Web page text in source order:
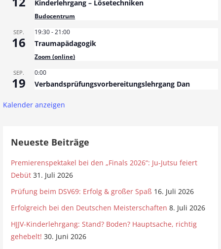
Kinderlehrgang – Lösetechniken
Budocentrum
SEP.
16
19:30-21:00
Traumapädagogik
Zoom (online)
SEP.
19
0:00
Verbandsprüfungsvorbereitungslehrgang Dan
Kalender anzeigen
Neueste Beiträge
Premierenspektakel bei den „Finals 2026“: Ju-Jutsu feiert
Debüt 31. Juli 2026
Prüfung beim DSV69: Erfolg & großer Spaß 16. Juli 2026
Erfolgreich bei den Deutschen Meisterschaften 8. Juli 2026
HJJV-Kinderlehrgang: Stand? Boden? Hauptsache, richtig
gehebelt! 30. Juni 2026